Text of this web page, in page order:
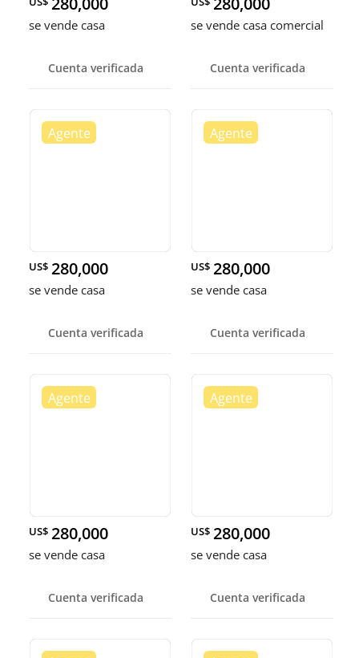
se vende casa
Cuenta verificada
se vende casa comercial
Cuenta verificada
US$ 280,000
se vende casa
Cuenta verificada
US$ 280,000
se vende casa
Cuenta verificada
US$ 280,000
se vende casa
Cuenta verificada
US$ 280,000
se vende casa
Cuenta verificada